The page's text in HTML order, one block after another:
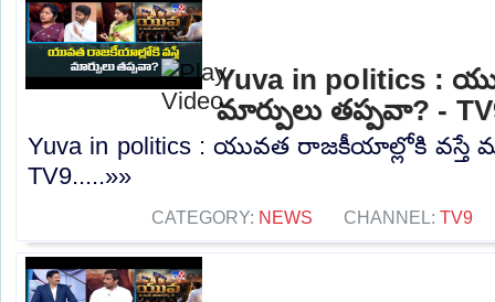
Yuva in politics :
మార్పులు తప్పవా? -
Yuva in politics : యువత రాజకీయాల్లోకి వస్తే
TV9.....»»
CATEGORY: NEWS CHANNEL: TV9